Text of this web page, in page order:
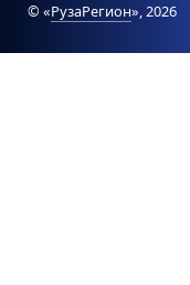
© «РузаРегион», 2026